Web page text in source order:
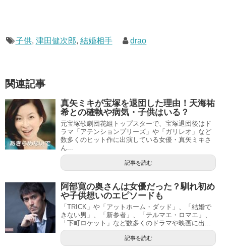
子供, 津田健次郎, 結婚相手 drao
関連記事
真矢ミキが宝塚を退団した理由！天海祐
希との確執や病気・子供はいる？
元宝塚歌劇団花組トップスターで、宝塚退団後はド
ラマ「アテンションプリーズ」や「ガリレオ」など
数多くのヒット作に出演している女優・真矢ミキさ
ん...
記事を読む
阿部寛の奥さんは女優だった？馴れ初め
や子供想いのエピソードも
「TRICK」や「アットホーム・ダッド」、「結婚で
きない男」、「新参者」、「テルマエ・ロマエ」、
「下町ロケット」など数多くのドラマや映画に出...
記事を読む